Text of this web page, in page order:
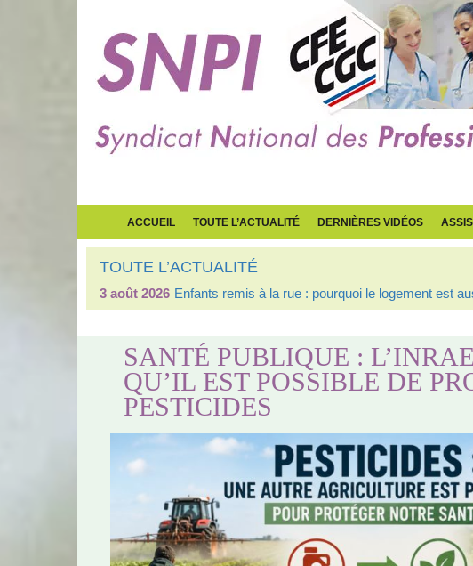
ACCUEIL TOUTE L’ACTUALITÉ DERNIÈRES VIDÉOS
TOUTE L’ACTUALITÉ
3 août 2026 Enfants remis à la rue : pourquoi le logement est
SANTÉ PUBLIQUE :
QU’IL EST POSSIBLE DE
PESTICIDES